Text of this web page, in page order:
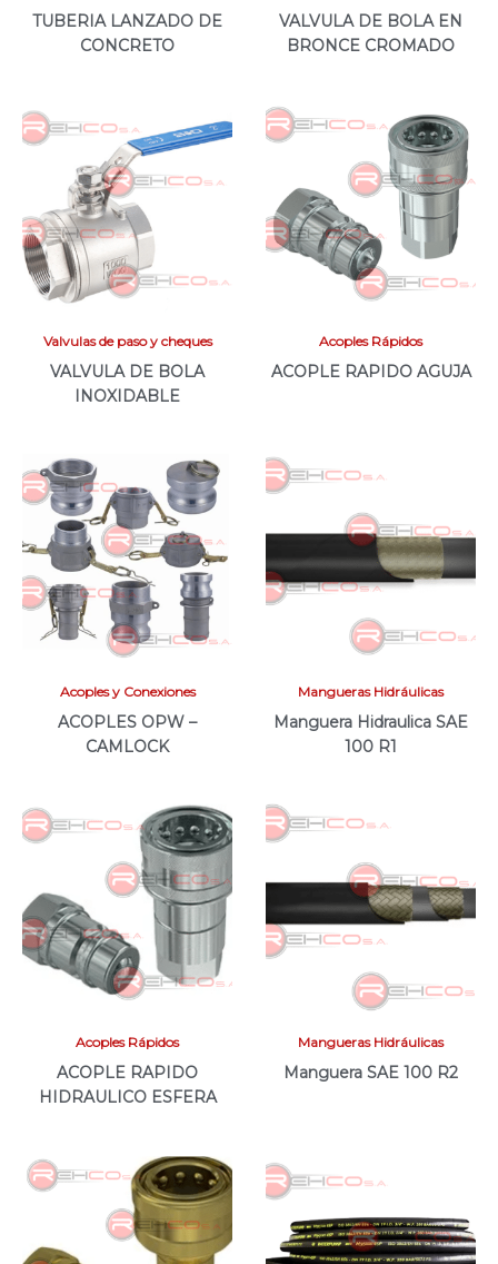
TUBERIA LANZADO DE
CONCRETO
VALVULA DE BOLA EN
BRONCE CROMADO
Valvulas de paso y cheques
VALVULA DE BOLA
INOXIDABLE
Acoples Rápidos
ACOPLE RAPIDO AGUJA
Acoples y Conexiones
ACOPLES OPW –
CAMLOCK
Mangueras Hidráulicas
Manguera Hidraulica SAE
100 R1
Acoples Rápidos
ACOPLE RAPIDO
HIDRAULICO ESFERA
Mangueras Hidráulicas
Manguera SAE 100 R2